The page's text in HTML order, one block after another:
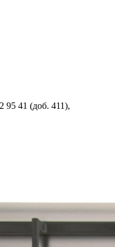
95 41 (доб. 411),